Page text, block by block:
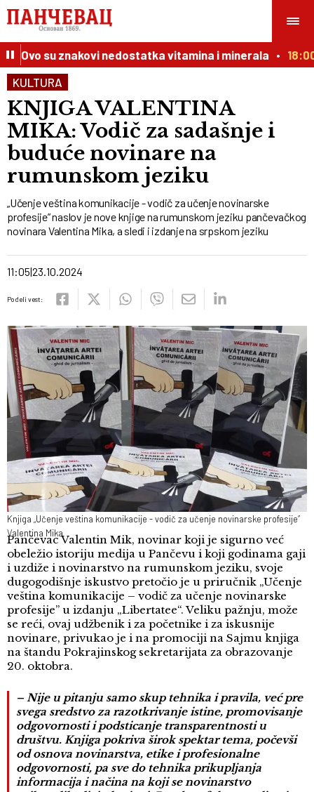
Ovo su znakovi nedostatka vitamina i minerala 18:00
KULTURA
KNJIGA VALENTINA
MIKA: Vodič za sadašnje i
buduće novinare na
rumunskom jeziku
„Učenje veština komunikacije - vodič za učenje novinarske
profesije” naslov je nove knjige na rumunskom jeziku pančevačkog
novinara Valentina Mika, a sledi i izdanje na srpskom jeziku
11:05 23.10.2024
Podeli vest:
Knjiga „Učenje veština komunikacije - vodič za učenje novinarske profesije”
Valentina Mika
Pančevac Valentin Mik, novinar koji je sigurno već
obeležio istoriju medija u Pančevu i koji godinama gaji
i uzdiže i novinarstvo na rumunskom jeziku, svoje
dugogodišnje iskustvo pretočio je u priručnik „Učenje
veština komunikacije – vodič za učenje novinarske
profesije” u izdanju „Libertatee“. Veliku pažnju, može
se reći, ovaj udžbenik i za početnike i za iskusnije
novinare, privukao je i na promociji na Sajmu knjiga
na štandu Pokrajinskog sekretarijata za obrazovanje
20. oktobra.
– Nije u pitanju samo skup tehnika i pravila, već pre
svega sredstvo za razotkrivanje istine, promovisanje
odgovornosti i podsticanje transparentnosti u
društvu. Knjiga pokriva širok spektar tema, počevši
od osnova novinarstva, etike i profesionalne
odgovornosti, pa sve do tehnika prikupljanja
informacija i načina na koji se novinarstvo